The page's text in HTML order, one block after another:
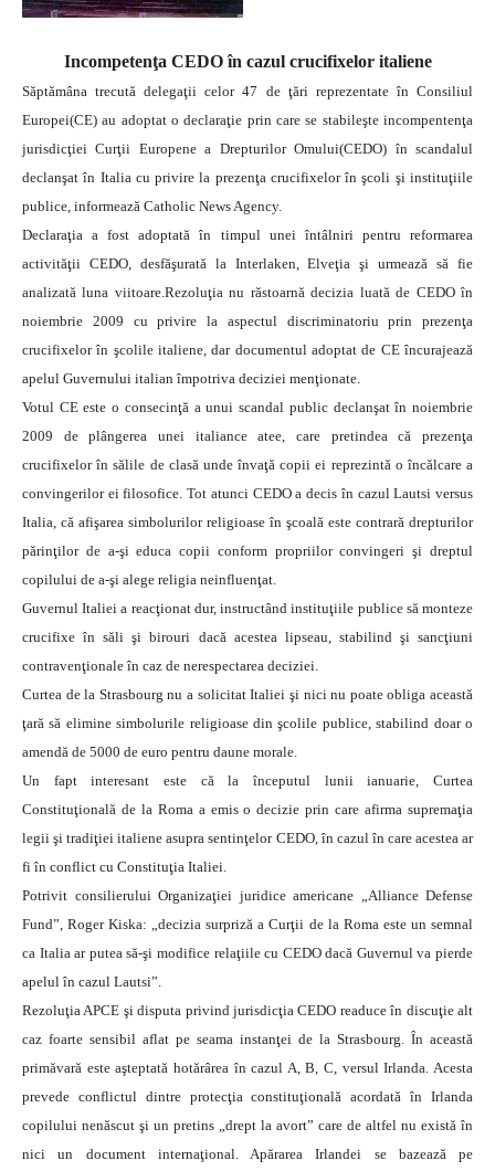
Incompetenţa CEDO în cazul crucifixelor italiene
Săptămâna trecută delegaţii celor 47 de ţări reprezentate în Consiliul
Europei(CE) au adoptat o declaraţie prin care se stabileşte incompentenţa
jurisdicţiei Curţii Europene a Drepturilor Omului(CEDO) în scandalul
declanşat în Italia cu privire la prezenţa crucifixelor în şcoli şi instituţiile
publice, informează Catholic News Agency.
Declaraţia a fost adoptată în timpul unei întâlniri pentru reformarea
activităţii CEDO, desfăşurată la Interlaken, Elveţia şi urmează să fie
analizată luna viitoare.Rezoluţia nu răstoarnă decizia luată de CEDO în
noiembrie 2009 cu privire la aspectul discriminatoriu prin prezenţa
crucifixelor în şcolile italiene, dar documentul adoptat de CE încurajează
apelul Guvernului italian împotriva deciziei menţionate.
Votul CE este o consecinţă a unui scandal public declanşat în noiembrie
2009 de plângerea unei italiance atee, care pretindea că prezenţa
crucifixelor în sălile de clasă unde învaţă copii ei reprezintă o încălcare a
convingerilor ei filosofice. Tot atunci CEDO a decis în cazul Lautsi versus
Italia, că afişarea simbolurilor religioase în şcoală este contrară drepturilor
părinţilor de a-şi educa copii conform propriilor convingeri şi dreptul
copilului de a-şi alege religia neinfluenţat.
Guvernul Italiei a reacţionat dur, instructând instituţiile publice să monteze
crucifixe în săli şi birouri dacă acestea lipseau, stabilind şi sancţiuni
contravenţionale în caz de nerespectarea deciziei.
Curtea de la Strasbourg nu a solicitat Italiei şi nici nu poate obliga această
ţară să elimine simbolurile religioase din şcolile publice, stabilind doar o
amendă de 5000 de euro pentru daune morale.
Un fapt interesant este că la începutul lunii ianuarie, Curtea
Constituţională de la Roma a emis o decizie prin care afirma supremaţia
legii şi tradiţiei italiene asupra sentinţelor CEDO, în cazul în care acestea ar
fi în conflict cu Constituţia Italiei.
Potrivit consilierului Organizaţiei juridice americane „Alliance Defense
Fund”, Roger Kiska: „decizia surpriză a Curţii de la Roma este un semnal
ca Italia ar putea să-şi modifice relaţiile cu CEDO dacă Guvernul va pierde
apelul în cazul Lautsi”.
Rezoluţia APCE şi disputa privind jurisdicţia CEDO readuce în discuţie alt
caz foarte sensibil aflat pe seama instanţei de la Strasbourg. În această
primăvară este aşteptată hotărârea în cazul A, B, C, versul Irlanda. Acesta
prevede conflictul dintre protecţia constituţională acordată în Irlanda
copilului nenăscut şi un pretins „drept la avort” care de altfel nu există în
nici un document internaţional. Apărarea Irlandei se bazează pe